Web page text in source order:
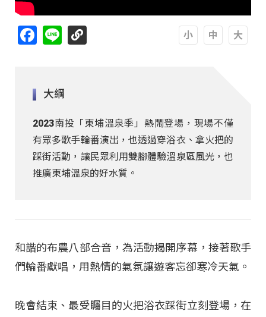
Facebook
Line
大綱
2023南投「東埔溫泉季」熱鬧登場，現場不僅
有眾多歌手輪番演出，也透過穿浴衣、拿火把的
踩街活動，讓民眾利用雙腳體驗溫泉區風光，也
推廣東埔溫泉的好水質。
和諧的布農八部合音，為活動揭開序幕，接著歌手
們輪番獻唱，用熱情的氣氛讓遊客忘卻寒冷天氣。
晚會結束、最受矚目的火把浴衣踩街立刻登場，在